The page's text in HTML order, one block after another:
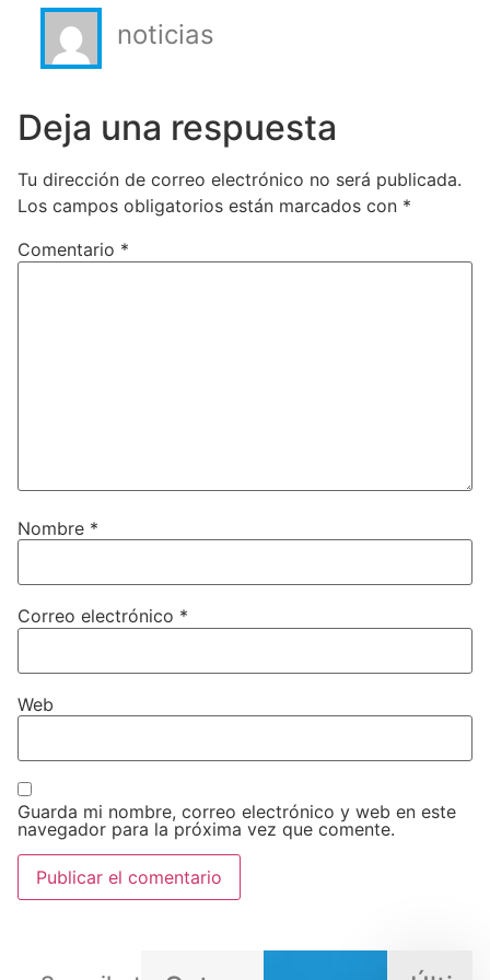
noticias
Deja una respuesta
Tu dirección de correo electrónico no será publicada.
Los campos obligatorios están marcados con *
Comentario *
Nombre *
Correo electrónico *
Web
Guarda mi nombre, correo electrónico y web en este
navegador para la próxima vez que comente.